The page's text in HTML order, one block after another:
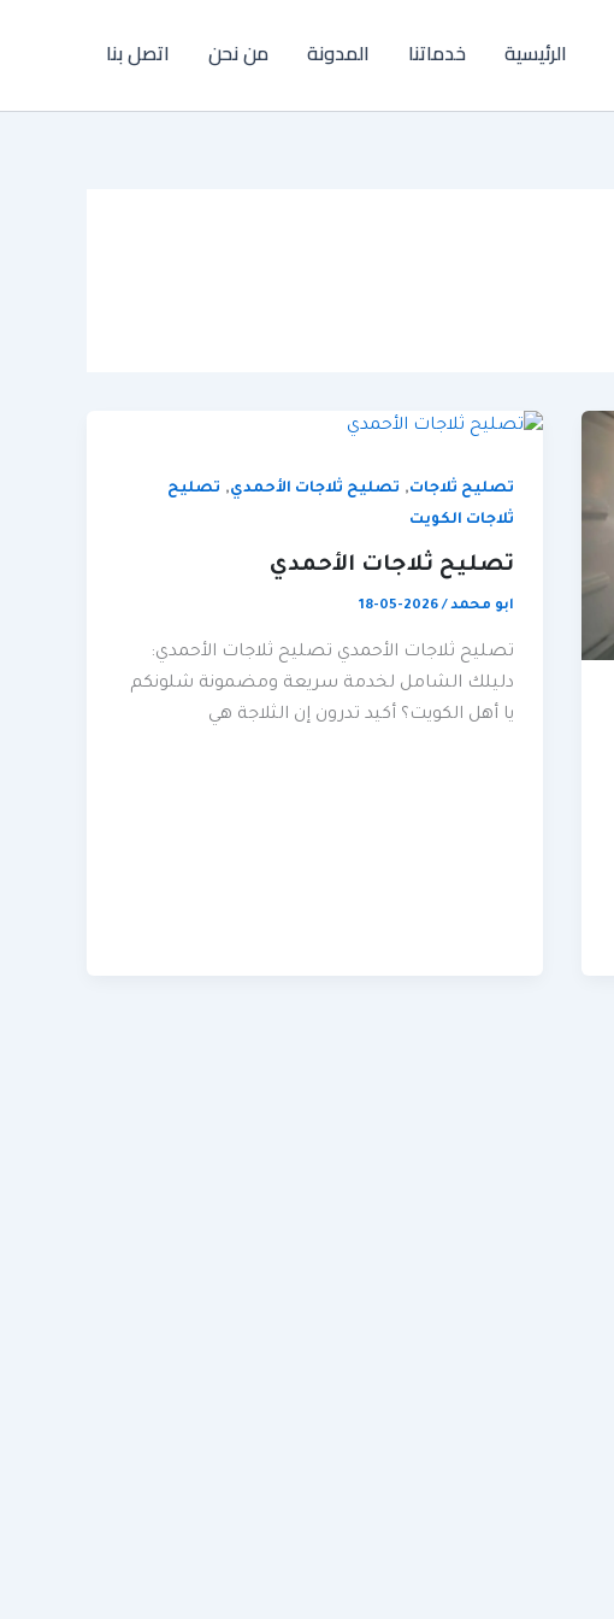
الرئيسية خدماتنا المدونة من نحن اتصل بنا
تصليح ثلاجات, تصليح ثلاجات الأحمدي, تصليح
ثلاجات الكويت
تصليح ثلاجات الأحمدي
ابو محمد/
2026-05-18
تصليح ثلاجات الأحمدي تصليح ثلاجات الأحمدي:
دليلك الشامل لخدمة سريعة ومضمونة شلونكم
يا أهل الكويت؟ أكيد تدرون إن الثلاجة هي